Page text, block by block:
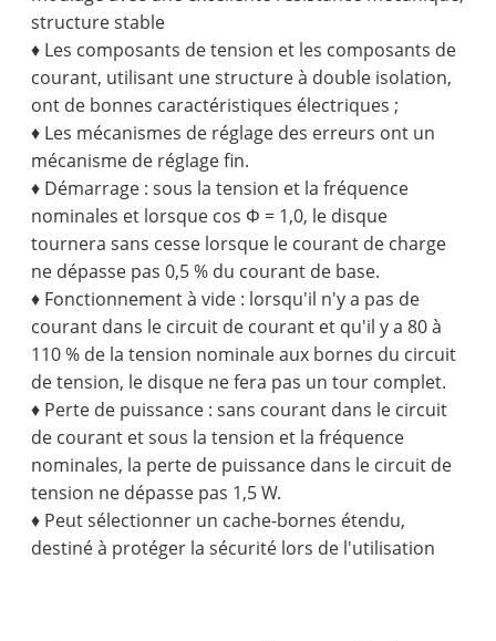
structure stable
♦ Les composants de tension et les composants de
courant, utilisant une structure à double isolation,
ont de bonnes caractéristiques électriques ;
♦ Les mécanismes de réglage des erreurs ont un
mécanisme de réglage fin.
♦ Démarrage : sous la tension et la fréquence
nominales et lorsque cos Φ = 1,0, le disque
tournera sans cesse lorsque le courant de charge
ne dépasse pas 0,5 % du courant de base.
♦ Fonctionnement à vide : lorsqu'il n'y a pas de
courant dans le circuit de courant et qu'il y a 80 à
110 % de la tension nominale aux bornes du circuit
de tension, le disque ne fera pas un tour complet.
♦ Perte de puissance : sans courant dans le circuit
de courant et sous la tension et la fréquence
nominales, la perte de puissance dans le circuit de
tension ne dépasse pas 1,5 W.
♦ Peut sélectionner un cache-bornes étendu,
destiné à protéger la sécurité lors de l'utilisation